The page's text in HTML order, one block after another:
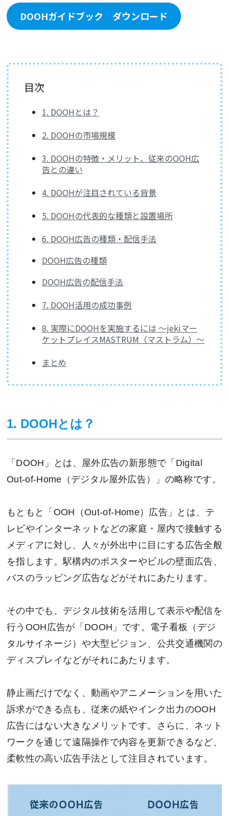
DOOHガイドブック ダウンロード
目次
1. DOOHとは？
2. DOOHの市場規模
3. DOOHの特徴・メリット、従来のOOH広
告との違い
4. DOOHが注目されている背景
5. DOOHの代表的な種類と設置場所
6. DOOH広告の種類・配信手法
DOOH広告の種類
DOOH広告の配信手法
7. DOOH活用の成功事例
8. 実際にDOOHを実施するには ～jekiマー
ケットプレイスMASTRUM（マストラム）～
まとめ
1. DOOHとは？
「DOOH」とは、屋外広告の新形態で「Digital
Out-of-Home（デジタル屋外広告）」の略称です。
もともと「OOH（Out-of-Home）広告」とは、テ
レビやインターネットなどの家庭・屋内で接触する
メディアに対し、人々が外出中に目にする広告全般
を指します。駅構内のポスターやビルの壁面広告、
バスのラッピング広告などがそれにあたります。
その中でも、デジタル技術を活用して表示や配信を
行うOOH広告が「DOOH」です。電子看板（デジ
タルサイネージ）や大型ビジョン、公共交通機関の
ディスプレイなどがそれにあたります。
静止画だけでなく、動画やアニメーションを用いた
訴求ができる点も、従来の紙やインク出力のOOH
広告にはない大きなメリットです。さらに、ネット
ワークを通じて遠隔操作で内容を更新できるなど、
柔軟性の高い広告手法として注目されています。